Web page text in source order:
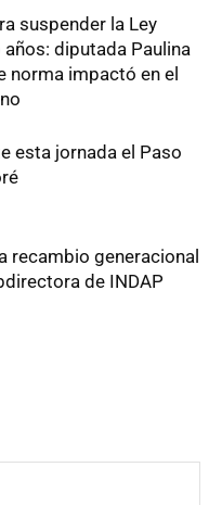
suspender la Ley
diputada Paulina
norma impactó en el
esta jornada el Paso
recambio generacional
de INDAP